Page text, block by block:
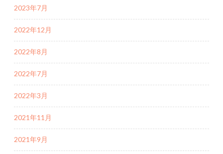
2023年7月
2022年12月
2022年8月
2022年7月
2022年3月
2021年11月
2021年9月